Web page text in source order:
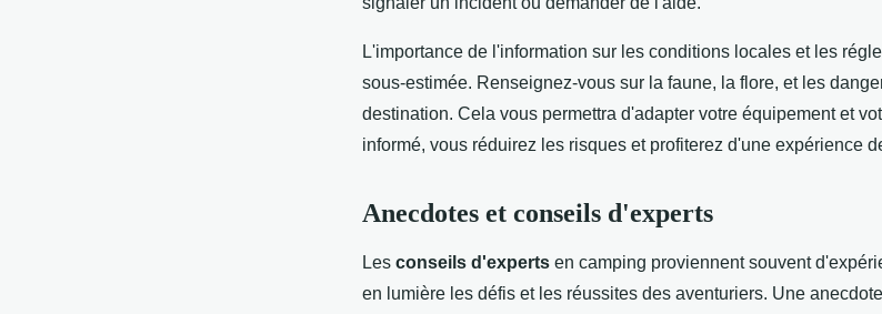
L'importance de l'information sur les conditions locales et les
sous-estimée. Renseignez-vous sur la faune, la flore, et les
destination. Cela vous permettra d'adapter votre équipement et
informé, vous réduirez les risques et profiterez d'une expérience
Anecdotes et conseils d'experts
Les conseils d'experts en camping proviennent souvent
en lumière les défis et les réussites des aventuriers. Une